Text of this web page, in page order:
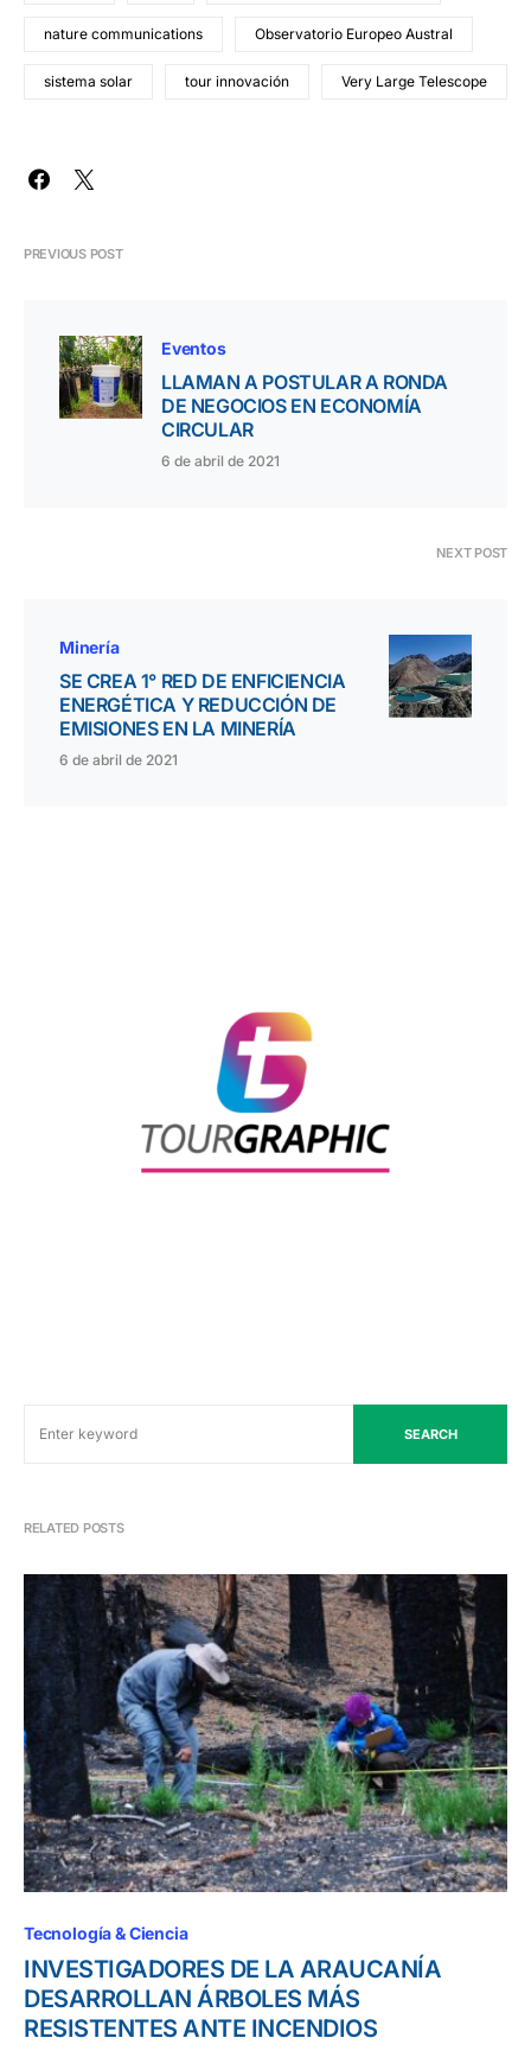
nature communications Observatorio Europeo Austral
sistema solar tour innovación Very Large Telescope
PREVIOUS POST
Eventos
LLAMAN A POSTULAR A RONDA
DE NEGOCIOS EN ECONOMÍA
CIRCULAR
6 de abril de 2021
NEXT POST
Minería
SE CREA 1° RED DE ENFICIENCIA
ENERGÉTICA Y REDUCCIÓN DE
EMISIONES EN LA MINERÍA
6 de abril de 2021
SEARCH
RELATED POSTS
Tecnología & Ciencia
INVESTIGADORES DE LA ARAUCANÍA
DESARROLLAN ÁRBOLES MÁS
RESISTENTES ANTE INCENDIOS